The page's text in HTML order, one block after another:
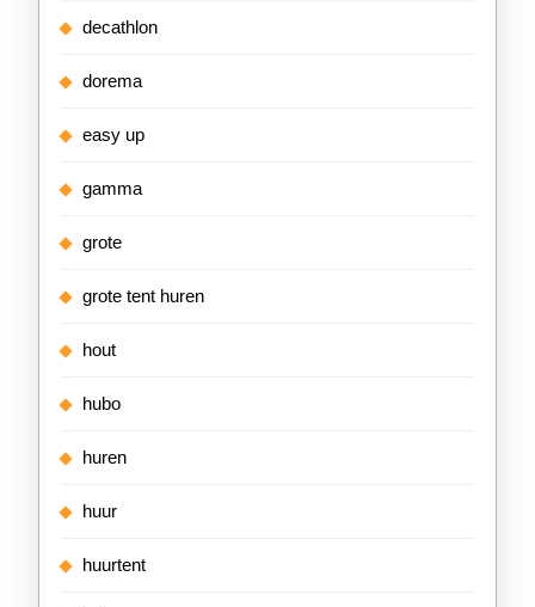
decathlon
dorema
easy up
gamma
grote
grote tent huren
hout
hubo
huren
huur
huurtent